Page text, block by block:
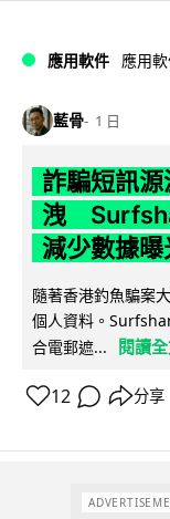
應用軟件 應用
藍骨 1 日
詐騙短訊
洩
減少數據曝
隨著香港釣魚騙案
個人資料。
合電郵遮...
閱讀
12 分享